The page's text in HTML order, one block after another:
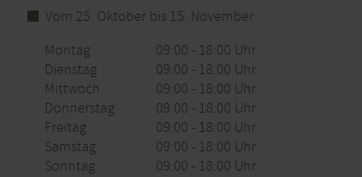
Vom 25. Oktober bis 15. November
Montag
09:00 - 18:00 Uhr
Dienstag
09:00 - 18:00 Uhr
Mittwoch
09:00 - 18:00 Uhr
Donnerstag
09:00 - 18:00 Uhr
Freitag
09:00 - 18:00 Uhr
Samstag
09:00 - 18:00 Uhr
Sonntag
09:00 - 18:00 Uhr